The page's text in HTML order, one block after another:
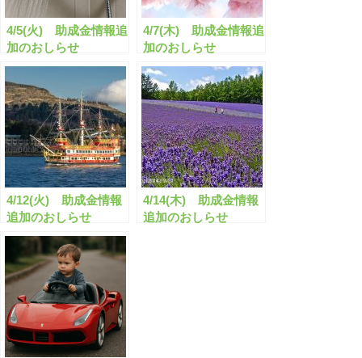
4/5(火) 助成金情報追
加のおしらせ
4/7(木) 助成金情報追
加のおしらせ
4/12(火) 助成金情報
追加のおしらせ
4/14(木) 助成金情報
追加のおしらせ